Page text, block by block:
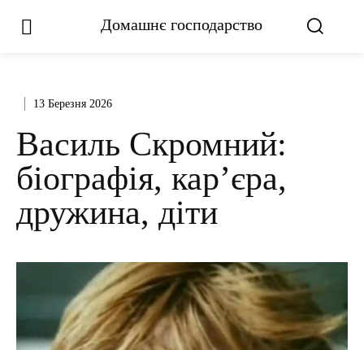
Домашнє господарство
13 Березня 2026
Василь Скромний:
біографія, кар’єра,
дружина, діти